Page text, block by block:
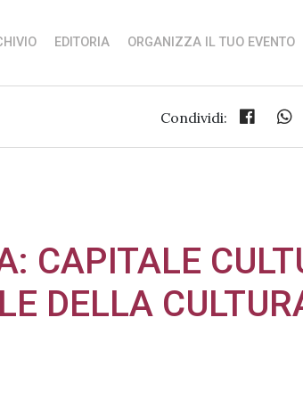
EDITORIA ORGANIZZA IL TUO EVENTO
Condividi:
CAPITALE
DELLA